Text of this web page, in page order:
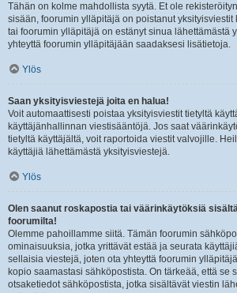
Tähän on kolme mahdollista syytä. Et ole
sisään, foorumin ylläpitäjä on poistanut yksityisviestit
tai foorumin ylläpitäjä on estänyt sinua lähettämästä
yhteyttä foorumin ylläpitäjään saadaksesi lisätietoja.
Ylös
Saan yksityisviestejä joita en halua!
Voit automaattisesti poistaa yksityisviestit tietyltä
käyttäjänhallinnan viestisääntöjä. Jos saat
tietyltä käyttäjältä, voit raportoida viestit valvojille.
käyttäjiä lähettämästä yksityisviestejä.
Ylös
Olen saanut roskapostia tai väärinkäytöksiä
foorumilta!
Olemme pahoillamme siitä. Tämän foorumin
ominaisuuksia, jotka yrittävät estää ja seurata
sellaisia viestejä, joten ota yhteyttä foorumin
kopio saamastasi sähköpostista. On tärkeää, että se
otsaketiedot sähköpostista, jotka sisältävät viestin